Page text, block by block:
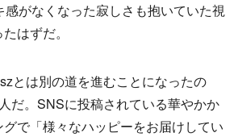
がなくなった寂しさも抱いていた視
はずだ。
とは別の道を進むことになったの
だ。SNSに投稿されている華やかか
で「様々なハッピーをお届けしてい